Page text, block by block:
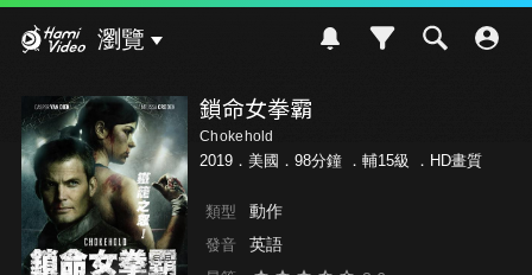
瀏覽
鎖命女拳霸
Chokehold
2019．美國．98分鐘 ． 輔15級 ．HD畫質
類型 動作
發音 英語